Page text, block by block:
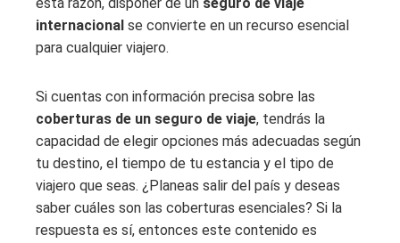
esta razón, disponer de un seguro de viaje
internacional se convierte en un recurso esencial
para cualquier viajero.
Si cuentas con información precisa sobre las
coberturas de un seguro de viaje, tendrás la
capacidad de elegir opciones más adecuadas según
tu destino, el tiempo de tu estancia y el tipo de
viajero que seas. ¿Planeas salir del país y deseas
saber cuáles son las coberturas esenciales? Si la
respuesta es sí, entonces este contenido es